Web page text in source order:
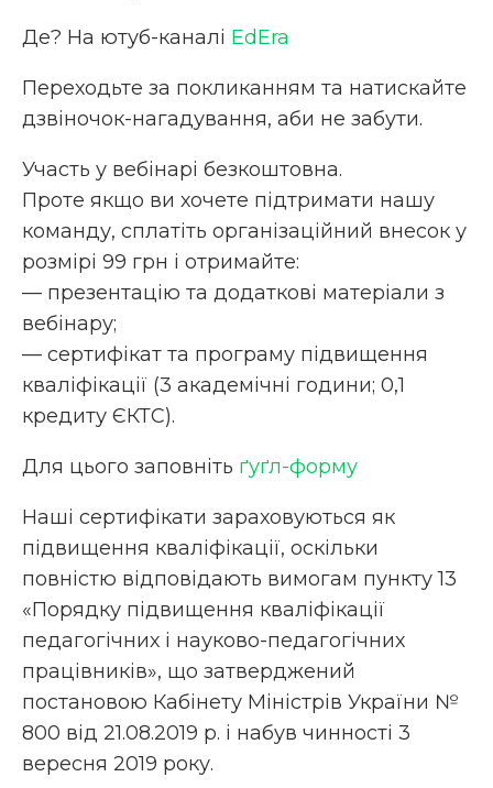
Де? На ютуб-каналі EdEra
Переходьте за покликанням та натискайте
дзвіночок-нагадування, аби не забути.
Участь у вебінарі безкоштовна.
Проте якщо ви хочете підтримати нашу
команду, сплатіть організаційний внесок у
розмірі 99 грн і отримайте:
— презентацію та додаткові матеріали з
вебінару;
— сертифікат та програму підвищення
кваліфікації (3 академічні години; 0,1
кредиту ЄКТС).
Для цього заповніть ґуґл-форму
Наші сертифікати зараховуються як
підвищення кваліфікації, оскільки
повністю відповідають вимогам пункту 13
«Порядку підвищення кваліфікації
педагогічних і науково-педагогічних
працівників», що затверджений
постановою Кабінету Міністрів України №
800 від 21.08.2019 р. і набув чинності 3
вересня 2019 року.